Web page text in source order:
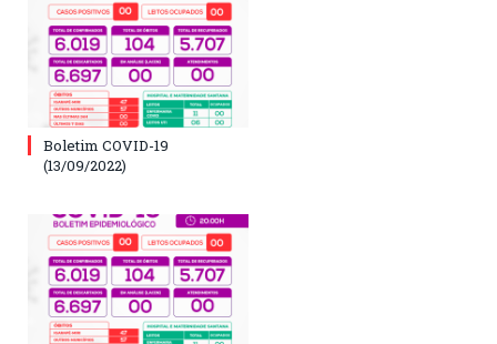
Boletim COVID-19
(13/09/2022)